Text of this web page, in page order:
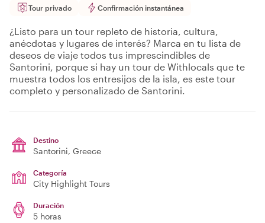
Tour privado Confirmación instantánea
¿Listo para un tour repleto de historia, cultura,
anécdotas y lugares de interés? Marca en tu lista de
deseos de viaje todos tus imprescindibles de
Santorini, porque si hay un tour de Withlocals que te
muestra todos los entresijos de la isla, es este tour
completo y personalizado de Santorini.
Destino
Santorini, Greece
Categoría
City Highlight Tours
Duración
5 horas